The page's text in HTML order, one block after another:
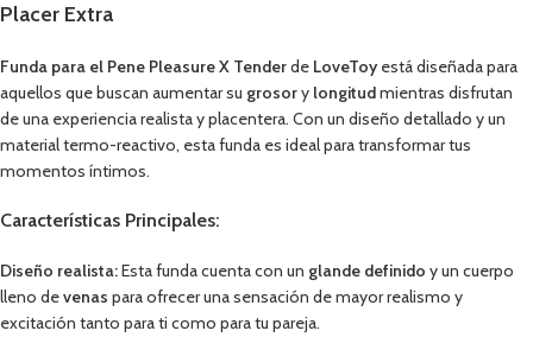
Placer Extra
Funda para el Pene Pleasure X Tenderde LoveToy está diseñada para
aquellos que buscan aumentar su grosory longitudmientras disfrutan
de una experiencia realista y placentera. Con un diseño detallado y un
material termo-reactivo, esta funda es ideal para transformar tus
momentos íntimos.
Características Principales:
Diseño realista:Esta funda cuenta con un glande definido y un cuerpo
lleno devenas para ofrecer una sensación de mayor realismo y
excitación tanto para ti como para tu pareja.